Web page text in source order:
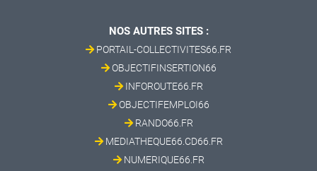
NOS AUTRES SITES :
PORTAIL-COLLECTIVITES66.FR
OBJECTIFINSERTION66
INFOROUTE66.FR
OBJECTIFEMPLOI66
RANDO66.FR
MEDIATHEQUE66.CD66.FR
NUMERIQUE66.FR